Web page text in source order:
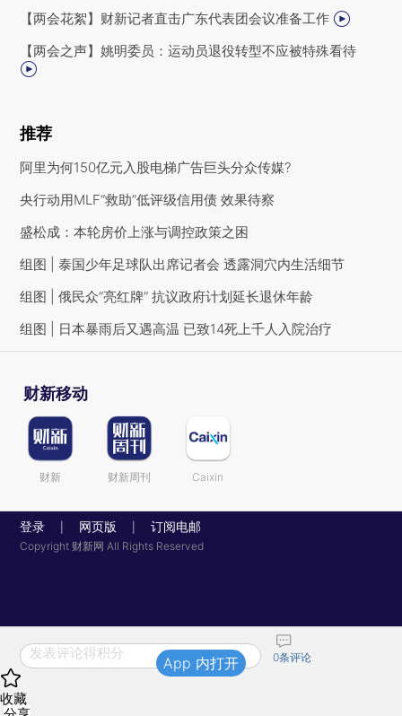
【两会花絮】财新记者直击广东代表团会议准备工作
【两会之声】姚明委员：运动员退役转型不应被特殊看待
推荐
阿里为何150亿元入股电梯广告巨头分众传媒?
央行动用MLF“救助”低评级信用债 效果待察
盛松成：本轮房价上涨与调控政策之困
组图 | 泰国少年足球队出席记者会 透露洞穴内生活细节
组图 | 俄民众“亮红牌” 抗议政府计划延长退休年龄
组图 | 日本暴雨后又遇高温 已致14死上千人入院治疗
财新移动
财新 财新周刊 Caixin
登录 网页版 订阅电邮
Copyright 财新网 All Rights Reserved
App 内打开
发表评论得积分 0条评论
收藏